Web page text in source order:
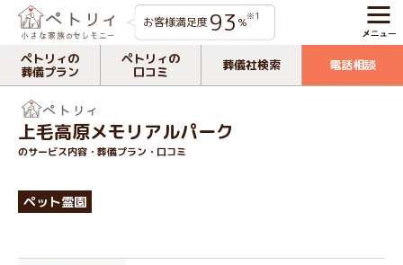
お客様満足度 93 %※1
ペトリィの
葬儀プラン
ペトリィの
口コミ
葬儀社検索 電話相談
上毛高原メモリアルパーク
のサービス内容・葬儀プラン・口コミ
ペット霊園